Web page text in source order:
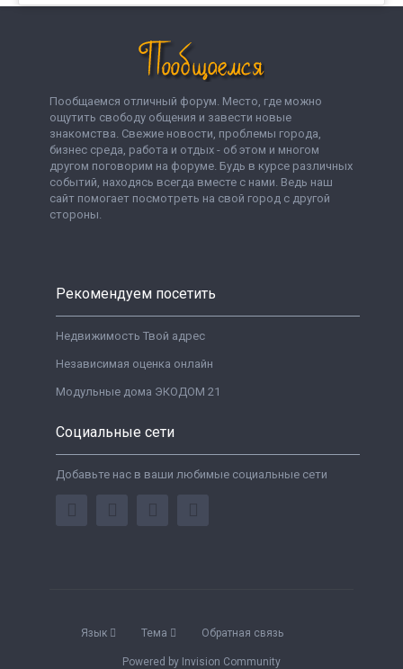
Пообщаемся отличный форум. Место, где можно
ощутить свободу общения и завести новые
знакомства. Свежие новости, проблемы города,
бизнес среда, работа и отдых - об этом и многом
другом поговорим на форуме. Будь в курсе различных
событий, находясь всегда вместе с нами. Ведь наш
сайт помогает посмотреть на свой город с другой
стороны.
Рекомендуем посетить
Недвижимость Твой адрес
Независимая оценка онлайн
Модульные дома ЭКОДОМ 21
Социальные сети
Добавьте нас в ваши любимые социальные сети
Язык Тема Обратная связь
Powered by Invision Community